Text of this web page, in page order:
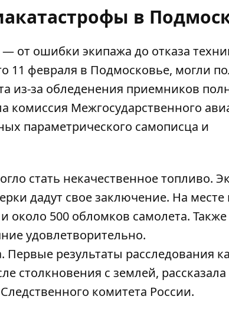
в
от ошибки экипажа до отказа
11 февраля в Подмосковье, могли
из-за обледенения приемников
комиссия Межгосударственного
параметрического самописца и
стать некачественное топливо.
дадут свое заключение. На месте
около 500 обломков самолета.
удовлетворительно.
результаты расследования
столкновения с землей,
комитета России.